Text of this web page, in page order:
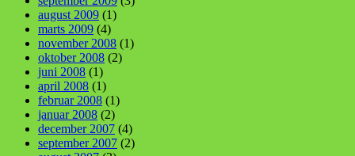
august 2009 (1)
marts 2009 (4)
november 2008 (1)
oktober 2008 (2)
juni 2008 (1)
april 2008 (1)
februar 2008 (1)
januar 2008 (2)
december 2007 (4)
september 2007 (2)